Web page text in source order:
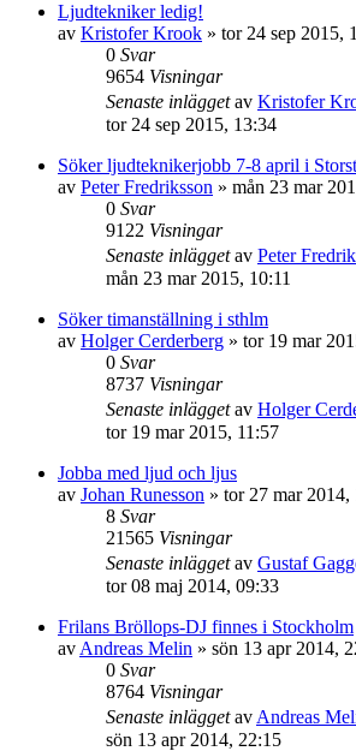
Ljudtekniker ledig!
av Kristofer Krook » tor 24 sep 2015,
0 Svar
9654 Visningar
Senaste inläggetav Kristofer
tor 24 sep 2015, 13:34
Söker ljudteknikerjobb 7-8 april i
av Peter Fredriksson » mån 23 mar
0 Svar
9122 Visningar
Senaste inläggetav Peter
mån 23 mar 2015, 10:11
Söker timanställning i sthlm
av Holger Cerderberg » tor 19 mar
0 Svar
8737 Visningar
Senaste inläggetav Holger
tor 19 mar 2015, 11:57
Jobba med ljud och ljus
av Johan Runesson » tor 27 mar 2014,
8 Svar
21565 Visningar
Senaste inläggetav Gustaf
tor 08 maj 2014, 09:33
Frilans Bröllops-DJ finnes i Stockholm
av Andreas Melin » sön 13 apr 2014,
0 Svar
8764 Visningar
Senaste inläggetav Andreas
sön 13 apr 2014, 22:15